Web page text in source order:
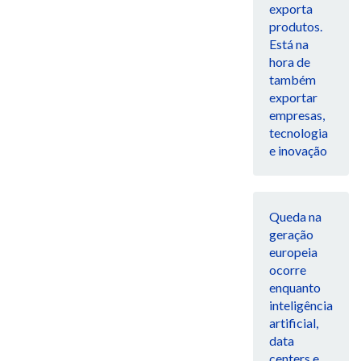
exporta
produtos.
Está na
hora de
também
exportar
empresas,
tecnologia
e inovação
Queda na
geração
europeia
ocorre
enquanto
inteligência
artificial,
data